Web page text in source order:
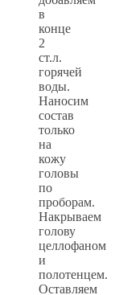
в
конце
2
ст.л.
горячей
воды.
Наносим
состав
только
на
кожу
головы
по
проборам.
Накрываем
голову
целлофаном
и
полотенцем.
Оставляем